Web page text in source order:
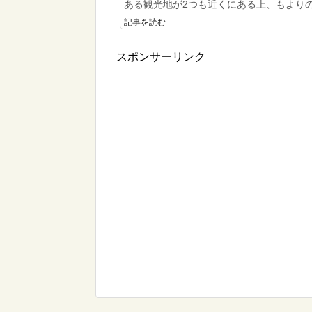
ある観光地が2つも近くにある上、もよりの
記事を読む
スポンサーリンク